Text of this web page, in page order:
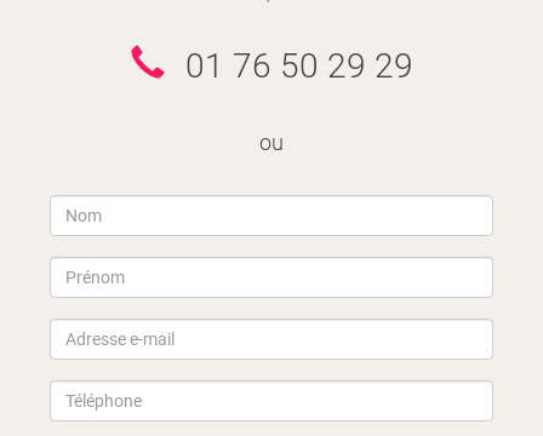
01 76 50 29 29
ou